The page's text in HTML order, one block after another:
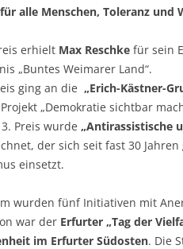
alle Menschen, Toleranz
erhielt Max Reschke für sein
„Buntes Weimarer Land“.
ging an die „Erich-Kästner-
„Demokratie sichtbar
Preis wurde „Antirassistische
der sich seit fast 30
einsetzt.
wurden fünf Initiativen mit
war der Erfurter „Tag der
im Erfurter Südosten. Die